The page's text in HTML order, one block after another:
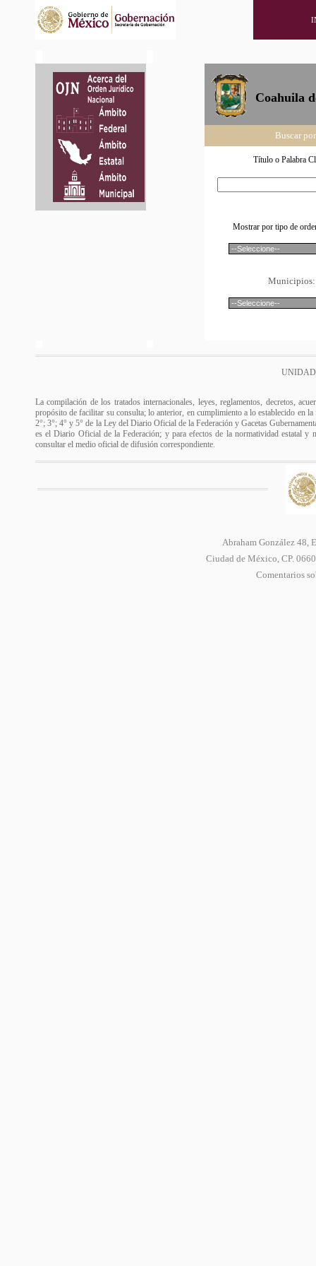
Coahuila
Buscar
Título o Palabra
Mostrar por tipo de
Municipios:
UNIDAD
La compilación de los tratados internacionales, leyes, reglamentos, decretos,
propósito de facilitar su consulta; lo anterior, en cumplimiento a lo establecido en
2°; 3°; 4° y 5° de la Ley del Diario Oficial de la Federación y Gacetas
es el Diario Oficial de la Federación; y para efectos de la normatividad estatal
consultar el medio oficial de difusión correspondiente.
Abraham González 48,
Ciudad de México, CP.
Comentarios